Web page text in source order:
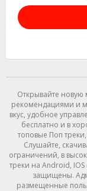
Открывайте новую
рекомендациями и
вкус, удобное
бесплатно и в
топовые Поп
Слушайте,
ограничений, в
треки на Android, IOS
защищены.
размещенные